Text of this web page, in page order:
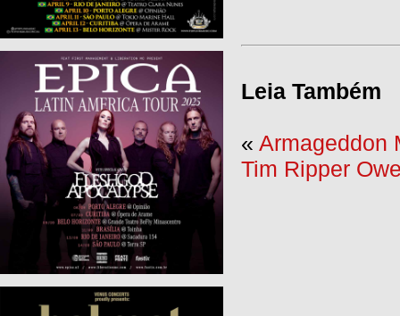
Leia Também
« Armageddon
Tim Ripper